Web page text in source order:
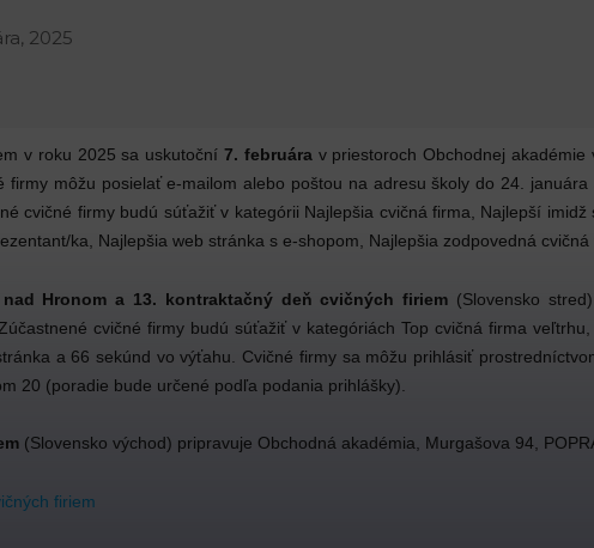
2025
v roku 2025 sa uskutoční 7. februára v priestoroch Obchodnej
firmy môžu posielať e-mailom alebo poštou na adresu školy do 24.
cvičné firmy budú súťažiť v kategórii Najlepšia cvičná firma, Najlepší
ka, Najlepšia web stránka s e-shopom, Najlepšia zodpovedná
Hronom a 13. kontraktačný deň cvičných firiem (Slovensko
cvičné firmy budú súťažiť v kategóriách Top cvičná firma
a 66 sekúnd vo výťahu. Cvičné firmy sa môžu prihlásiť
20 (poradie bude určené podľa podania prihlášky).
(Slovensko východ) pripravuje Obchodná akadémia, Murgašova 94,
firiem